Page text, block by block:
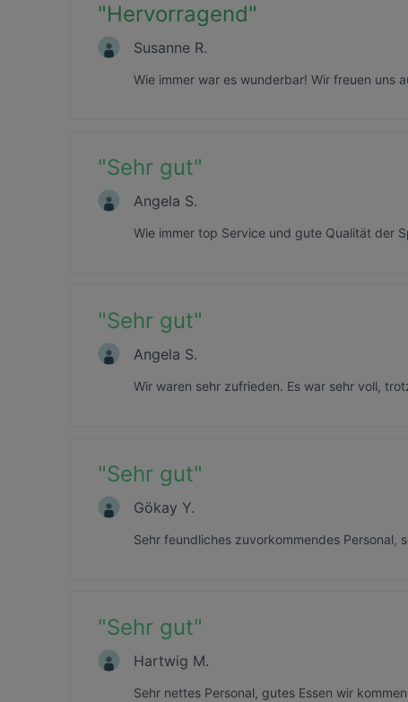
"Hervorragend"
Susanne R.
Wie immer war es wunderbar! Wir freuen uns
"Sehr gut"
Angela S.
Wie immer top Service und gute Qualität der
"Sehr gut"
Angela S.
Wir waren sehr zufrieden. Es war sehr voll,
"Sehr gut"
Gökay Y.
Sehr feundliches zuvorkommendes Personal,
"Sehr gut"
Hartwig M.
Sehr nettes Personal, gutes Essen wir